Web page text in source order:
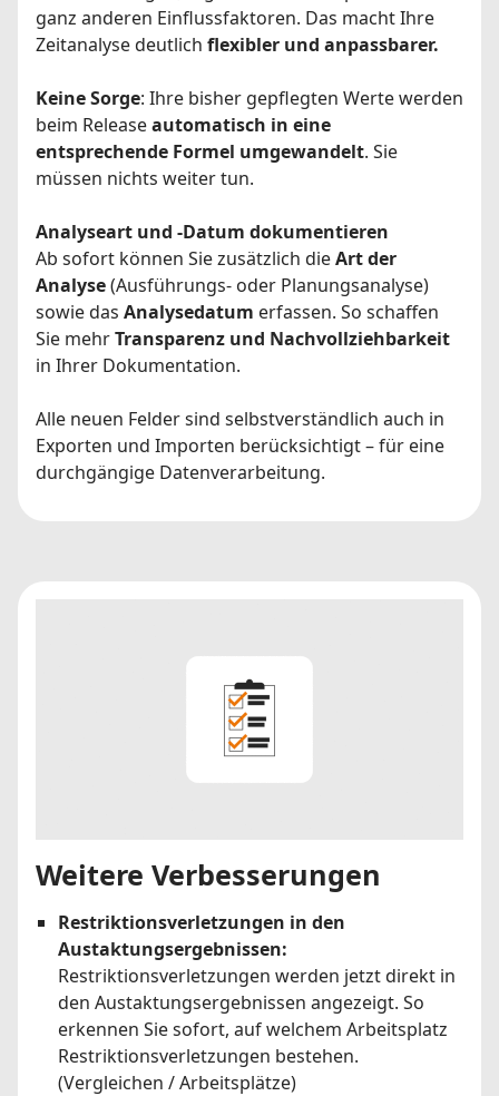
ganz anderen Einflussfaktoren. Das macht Ihre
Zeitanalyse deutlich flexibler und anpassbarer.
Keine Sorge: Ihre bisher gepflegten Werte werden
beim Releaseautomatisch in eine
entsprechende Formel umgewandelt. Sie
müssen nichts weiter tun.
Analyseart und -Datum dokumentieren
Ab sofort können Sie zusätzlich dieArt der
Analyse(Ausführungs- oder Planungsanalyse)
sowie das Analysedatum erfassen. So schaffen
Sie mehrTransparenz und Nachvollziehbarkeit
in Ihrer Dokumentation.
Alle neuen Felder sind selbstverständlich auch in
Exporten und Importen berücksichtigt – für eine
durchgängige Datenverarbeitung.
Weitere Verbesserungen
Restriktionsverletzungen in den
Austaktungsergebnissen:
Restriktionsverletzungen werden jetzt direkt in
den Austaktungsergebnissen angezeigt. So
erkennen Sie sofort, auf welchem Arbeitsplatz
Restriktionsverletzungen bestehen.
(Vergleichen / Arbeitsplätze)